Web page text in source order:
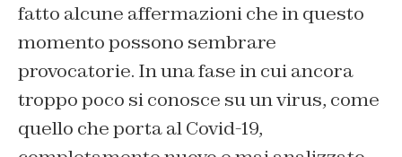
fatto alcune affermazioni che in questo
momento possono sembrare
provocatorie. In una fase in cui ancora
troppo poco si conosce su un virus, come
quello che porta al Covid-19,